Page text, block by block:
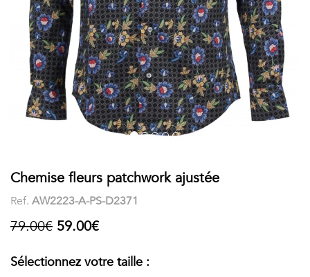
Stand-
Voir
LES
IMPRIMÉES
Faune
&
courtes
POLOS
FEMME
Imprimés
Chaussettes
Boxers
Accessoires
Chemise fleurs patchwork ajustée
Ref. AW2223-A-PS-D2371
79.00€ 59.00€
Sélectionnez votre taille :